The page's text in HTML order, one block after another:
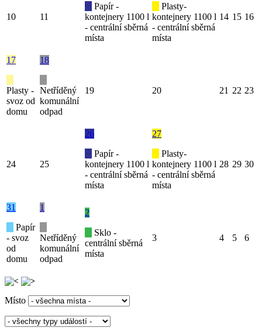
10 11
Papír -
kontejnery 1100 l
- centrální sběrná
místa
Plasty-
kontejnery 1100 l
- centrální sběrná
místa
14 15 16
17
Plasty -
svoz od
domu
18
Netříděný
komunální
odpad
19 20 21 22 23
24 25
26
Papír -
kontejnery 1100 l
- centrální sběrná
místa
27
Plasty-
kontejnery 1100 l
- centrální sběrná
místa
28 29 30
31
Papír
- svoz
od
domu
1
Netříděný
komunální
odpad
2
Sklo -
centrální sběrná
místa
3 4 5 6
Místo